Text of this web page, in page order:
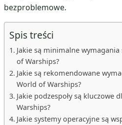
bezproblemowe.
Spis treści
Jakie są minimalne
of Warships?
Jakie są rekomendowane
World of Warships?
Jakie podzespoły są kluczowe
Warships?
Jakie systemy operacyjne są